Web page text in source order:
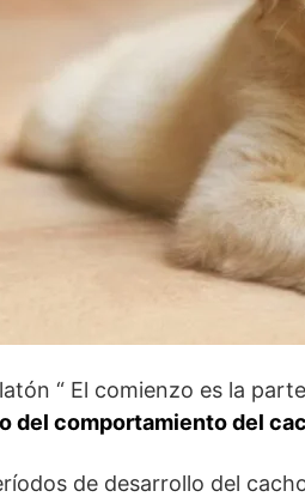
“ El comienzo es la
del comportamiento del
de desarrollo del